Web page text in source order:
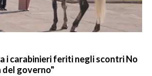
i carabinieri feriti negli scontri No
del governo"